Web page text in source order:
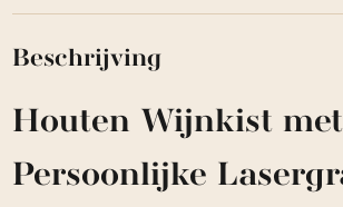
Beschrijving
Houten Wijnkist met
Persoonlijke